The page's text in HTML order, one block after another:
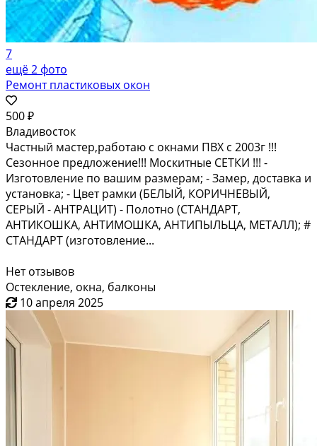
7
ещё 2 фото
Ремонт пластиковых окон
500 ₽
Владивосток
Частный мастер,работаю с окнами ПВХ с 2003г !!!
Сезонное предложение!!! Москитные СЕТКИ !!! -
Изготовление по вашим размерам; - Замер, доставка и
установка; - Цвет рамки (БЕЛЫЙ, КОРИЧНЕВЫЙ,
СЕРЫЙ - АНТРАЦИТ) - Полотно (СТАНДАРТ,
АНТИКОШКА, АНТИМОШКА, АНТИПЫЛЬЦА, МЕТАЛЛ); #
СТАНДАРТ (изготовление...
Нет отзывов
Остекление, окна, балконы
10 апреля 2025